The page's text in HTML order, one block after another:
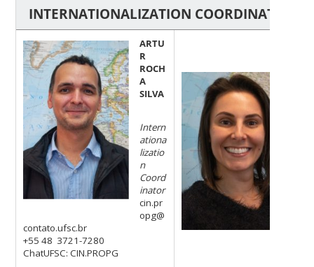
INTERNATIONALIZATION COORDINATION
ARTU
R
ROCH
A
SILVA
Intern
ationa
lizatio
n
Coord
inator
cin.pr
opg@
contato.ufsc.br
+55 48 3721-7280
ChatUFSC: CIN.PROPG